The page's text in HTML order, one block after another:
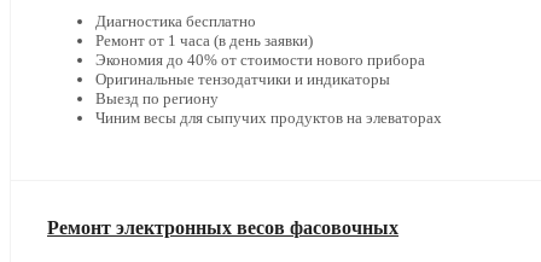
Диагностика бесплатно
Ремонт от 1 часа (в день заявки)
Экономия до 40% от стоимости нового прибора
Оригинальные тензодатчики и индикаторы
Выезд по региону
Чиним весы для сыпучих продуктов на элеваторах
Ремонт электронных весов фасовочных